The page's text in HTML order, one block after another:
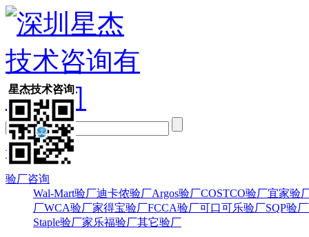
首页
验厂咨询
Wal-Mart验厂迪卡侬验厂Argos验厂COSTCO验厂宜家验
厂WCA验厂家得宝验厂FCCA验厂可口可乐验厂SQP验厂
Staple验厂家乐福验厂其它验厂
星杰技术咨询